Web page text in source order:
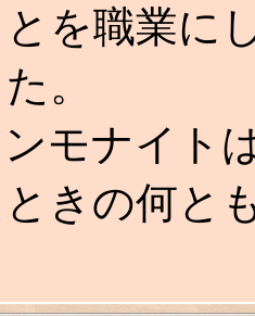
を職業に
。
モナイト
きの何と